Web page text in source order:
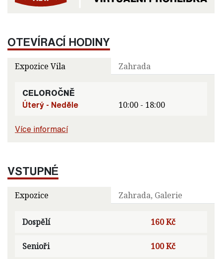
OTEVÍRACÍ HODINY
Expozice Vila Zahrada
CELOROČNĚ
Úterý - Neděle
10:00 - 18:00
Více informací
VSTUPNÉ
Expozice Zahrada, Galerie
Dospělí 160 Kč
Senioři 100 Kč